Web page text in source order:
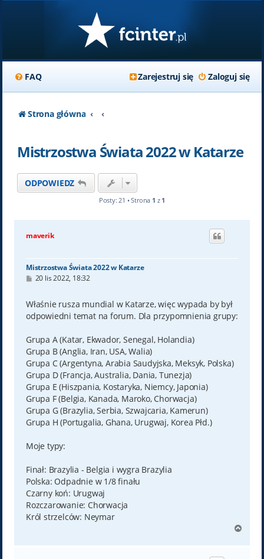
FAQ Zaloguj się
Zarejestruj się
Strona główna
Mistrzostwa Świata 2022 w Katarze
ODPOWIEDZ
Posty: 21 • Strona 1 z 1
maverik
Mistrzostwa Świata 2022 w Katarze
P
t
20 lis 2022, 18:32
Właśnie rusza mundial w Katarze, więc wypada by był
odpowiedni temat na forum. Dla przypomnienia grupy:
Grupa A (Katar, Ekwador, Senegal, Holandia)
Grupa B (Anglia, Iran, USA, Walia)
Grupa C (Argentyna, Arabia Saudyjska, Meksyk, Polska)
Grupa D (Francja, Australia, Dania, Tunezja)
Grupa E (Hiszpania, Kostaryka, Niemcy, Japonia)
Grupa F (Belgia, Kanada, Maroko, Chorwacja)
Grupa G (Brazylia, Serbia, Szwajcaria, Kamerun)
Grupa H (Portugalia, Ghana, Urugwaj, Korea Płd.)
Moje typy:
Finał: Brazylia - Belgia i wygra Brazylia
Polska: Odpadnie w 1/8 finału
Czarny koń: Urugwaj
Rozczarowanie: Chorwacja
Król strzelców: Neymar
g